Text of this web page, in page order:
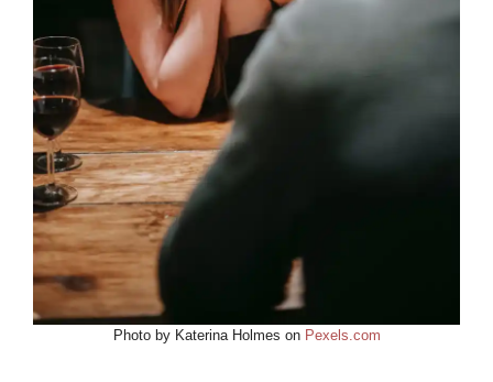
Photo by Katerina Holmes on Pexels.com